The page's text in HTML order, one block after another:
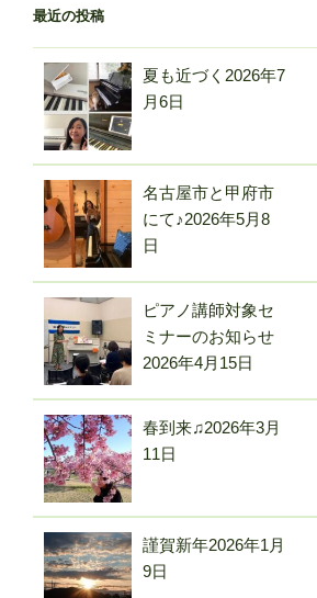
最近の投稿
夏も近づく 2026年7
月6日
名古屋市と甲府市
にて♪2026年5月8
日
ピアノ講師対象セ
ミナーのお知らせ
2026年4月15日
春到来♫2026年3月
11日
謹賀新年2026年1月
9日